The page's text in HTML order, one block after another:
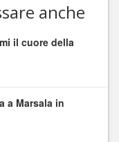
anche
il cuore della
a Marsala in